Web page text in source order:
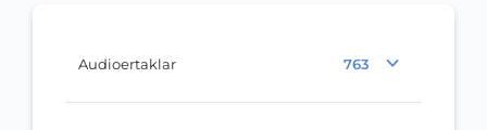
Audioertaklar 763